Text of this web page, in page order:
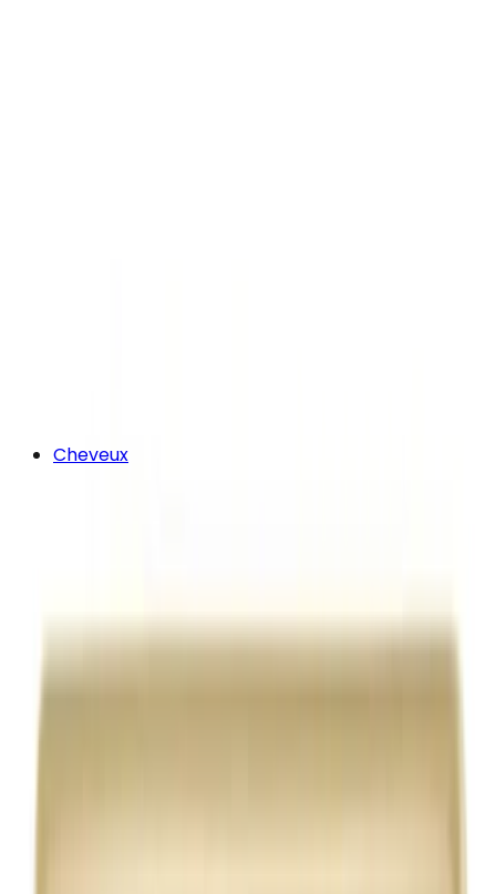
Cheveux